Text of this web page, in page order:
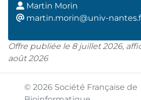
Martin Morin
martin.morin@univ-
Offre publiée le 8 juillet 2026,
août 2026
© 2026 Société Française de